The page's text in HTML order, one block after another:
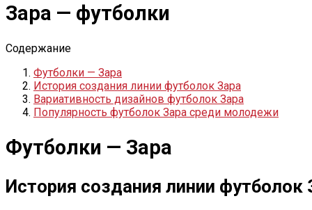
Зара — футболки
Содержание
Футболки — Зара
История создания линии футболок Зара
Вариативность дизайнов футболок Зара
Популярность футболок Зара среди молодежи
Футболки — Зара
История создания линии футболок